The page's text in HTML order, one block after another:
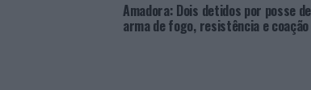
Amadora: Dois detidos por posse de
arma de fogo, resistência e coação